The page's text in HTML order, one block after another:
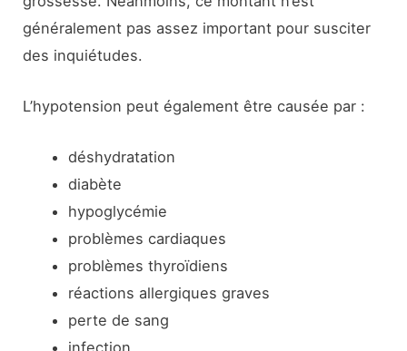
généralement pas assez important pour susciter
des inquiétudes.
L’hypotension peut également être causée par :
déshydratation
diabète
hypoglycémie
problèmes cardiaques
problèmes thyroïdiens
réactions allergiques graves
perte de sang